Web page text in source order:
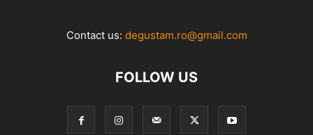
Contact us: degustam.ro@gmail.com
FOLLOW US